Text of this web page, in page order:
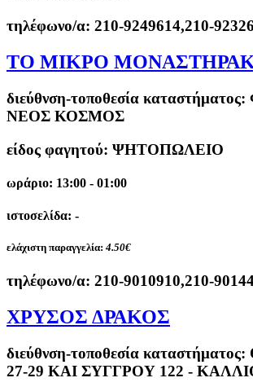
τηλέφωνο/α: 210-9249614,210-
ΤΟ ΜΙΚΡΟ
διεύθνση-τοποθεσία καταστήματος:
ΝΕΟΣ ΚΟΣΜΟΣ
είδος φαγητού: ΨΗΤΟΠΩΛΕΙΟ
ωράριο: 13:00 - 01:00
ιστοσελίδα: -
ελάχιστη παραγγελία: 4.50€
τηλέφωνο/α: 210-9010910,210-
ΧΡΥΣΟΣ ΔΡΑΚΟΣ
διεύθνση-τοποθεσία καταστήματος:
27-29 ΚΑΙ ΣΥΓΓΡΟΥ 122 -